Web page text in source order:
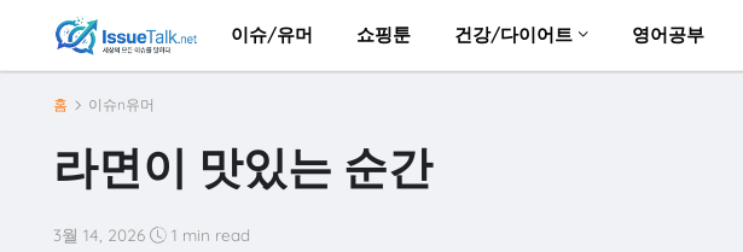
이슈/유머 쇼핑툰 건강/다이어트 영어공부
홈 이슈n유머
라면이 맛있는 순간
3월 14, 2026 1 min read